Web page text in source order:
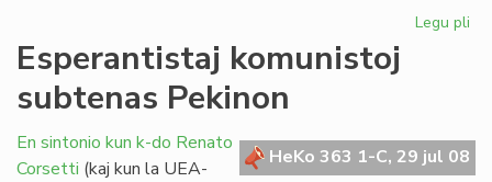
Legu pli
Esperantistaj komunistoj
subtenas Pekinon
HeKo 363 1-C, 29 jul 08
En sintonio kun k-do Renato
Corsetti (kaj kun la UEA-